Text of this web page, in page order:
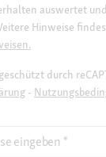
auswertet
Hinweise
durch
-
eingeben *